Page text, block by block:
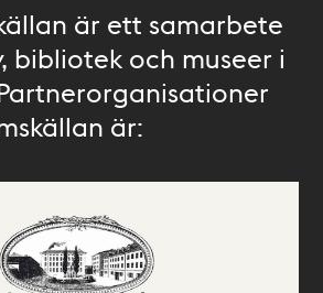
är ett samarbete
bibliotek och museer i
är: